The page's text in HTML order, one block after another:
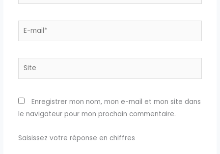
E-
Site
Enregistrer mon nom, mon e-mail et mon site dans
le navigateur pour mon prochain commentaire.
Saisissez votre réponse en chiffres